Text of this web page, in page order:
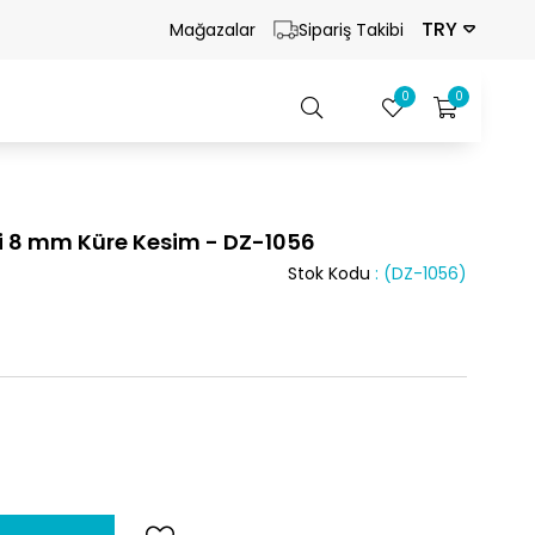
Mağazalar Sipariş Takibi TRY
0
0
8 mm Küre Kesim - DZ-1056
(DZ-1056)
Stok Kodu